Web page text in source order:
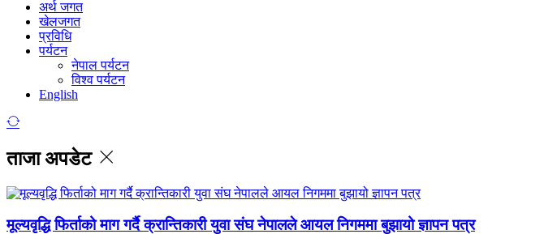
अर्थ जगत
खेलजगत
प्रविधि
पर्यटन
नेपाल पर्यटन
विश्व पर्यटन
English
ताजा अपडेट
मूल्यवृद्धि फिर्ताको माग गर्दै क्रान्तिकारी युवा संघ नेपालले आयल निगममा बुझायो ज्ञापन पत्र